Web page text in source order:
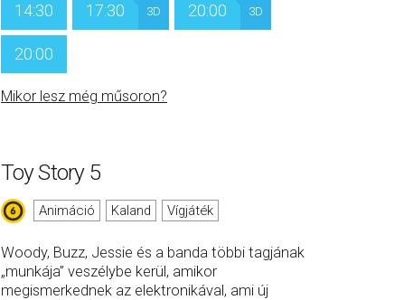
14:30 17:30 3D 20:00 3D
20:00
Mikor lesz még műsoron?
Toy Story 5
Animáció Kaland Vígjáték
Woody, Buzz, Jessie és a banda többi tagjának
„munkája” veszélybe kerül, amikor
megismerkednek az elektronikával, ami új